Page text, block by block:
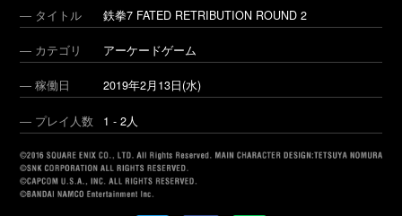
― タイトル 鉄拳7 FATED RETRIBUTION ROUND 2
― カテゴリ アーケードゲーム
― 稼働日 2019年2月13日(水)
― プレイ人数 1 - 2人